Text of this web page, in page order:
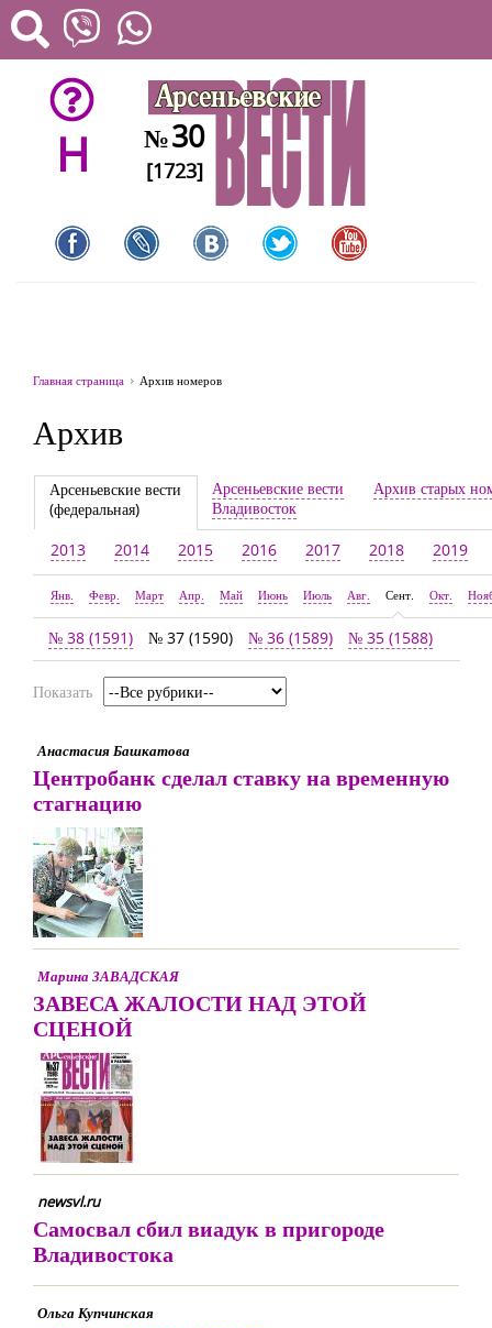
H №30
[1723]
Главная страница Архив номеров
Архив
Арсеньевские вести
(федеральная)
Арсеньевские вести
Владивосток
Архив старых
2013 2014 2015 2016 2017 2018 2019
Янв. Февр. Март Апр. Май Июнь Июль Авг. Сент. Окт.
№ 38 (1591) № 37 (1590) № 36 (1589) № 35 (1588)
Показать
Анастасия Башкатова
Центробанк сделал ставку на временную
стагнацию
Марина ЗАВАДСКАЯ
ЗАВЕСА ЖАЛОСТИ НАД ЭТОЙ
СЦЕНОЙ
newsvl.ru
Самосвал сбил виадук в пригороде
Владивостока
Ольга Купчинская